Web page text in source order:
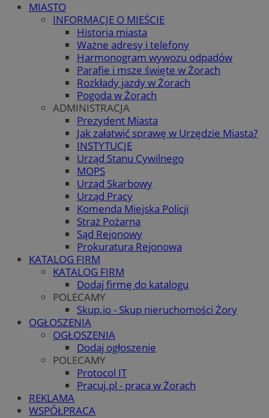
MIASTO
INFORMACJE O MIEŚCIE
Historia miasta
Ważne adresy i telefony
Harmonogram wywozu odpadów
Parafie i msze święte w Żorach
Rozkłady jazdy w Żorach
Pogoda w Żorach
ADMINISTRACJA
Prezydent Miasta
Jak załatwić sprawę w Urzędzie Miasta?
INSTYTUCJE
Urząd Stanu Cywilnego
MOPS
Urząd Skarbowy
Urząd Pracy
Komenda Miejska Policji
Straż Pożarna
Sąd Rejonowy
Prokuratura Rejonowa
KATALOG FIRM
KATALOG FIRM
Dodaj firmę do katalogu
POLECAMY
Skup.io - Skup nieruchomości Żory
OGŁOSZENIA
OGŁOSZENIA
Dodaj ogłoszenie
POLECAMY
Protocol IT
Pracuj.pl - praca w Żorach
REKLAMA
WSPÓŁPRACA